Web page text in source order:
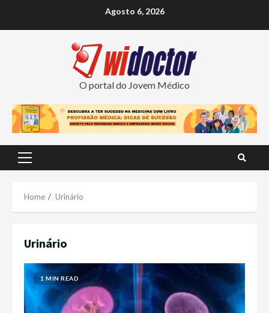
Agosto 6, 2026
O portal do Jovem Médico
Primary
Home Urinário
Urinário
1 MIN READ